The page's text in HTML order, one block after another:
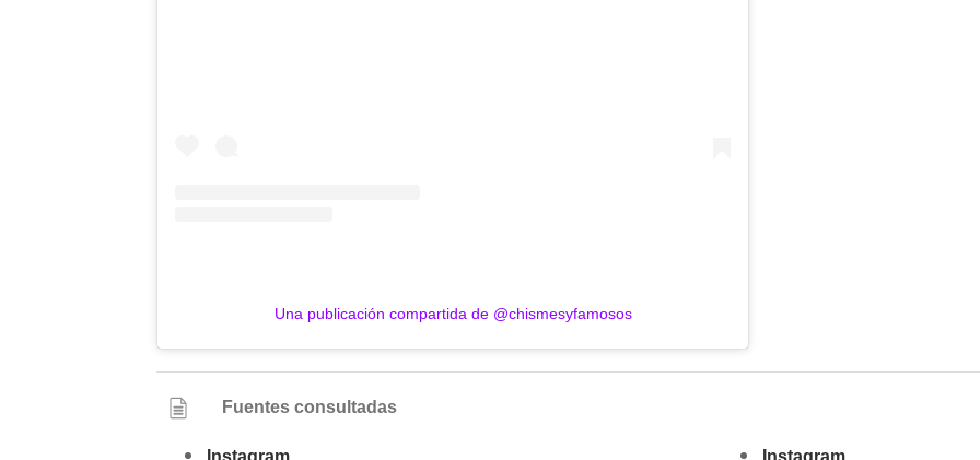
Una publicación compartida de @chismesyfamosos
Fuentes consultadas
Instagram Instagram